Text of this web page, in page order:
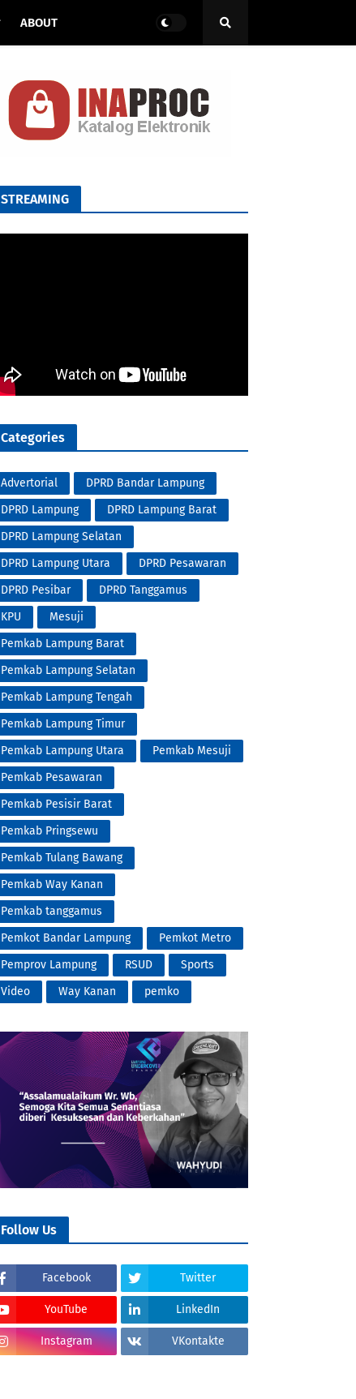
ABOUT
STREAMING
Categories
Advertorial
DPRD Bandar Lampung
DPRD Lampung
DPRD Lampung Barat
DPRD Lampung Selatan
DPRD Lampung Utara
DPRD Pesawaran
DPRD Pesibar
DPRD Tanggamus
KPU
Mesuji
Pemkab Lampung Barat
Pemkab Lampung Selatan
Pemkab Lampung Tengah
Pemkab Lampung Timur
Pemkab Lampung Utara
Pemkab Mesuji
Pemkab Pesawaran
Pemkab Pesisir Barat
Pemkab Pringsewu
Pemkab Tulang Bawang
Pemkab Way Kanan
Pemkab tanggamus
Pemkot Bandar Lampung
Pemkot Metro
Pemprov Lampung
RSUD
Sports
Video
Way Kanan pemko
Follow Us
Facebook Twitter
YouTube LinkedIn
Instagram VKontakte